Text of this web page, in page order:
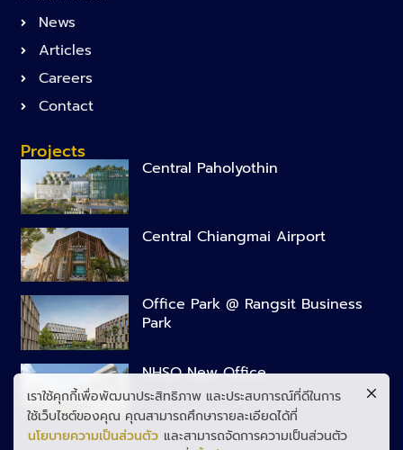
News
Articles
Careers
Contact
Projects
Central Paholyothin
Central Chiangmai Airport
Office Park @ Rangsit Business
Park
NHSO New Office
เราใช้คุกกี้เพื่อพัฒนาประสิทธิภาพ และประสบการณ์ที่ดีในการ
ใช้เว็บไซต์ของคุณ คุณสามารถศึกษารายละเอียดได้ที่
นโยบายความเป็นส่วนตัว และสามารถจัดการความเป็นส่วนตัว